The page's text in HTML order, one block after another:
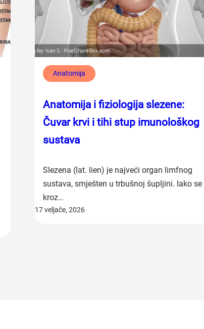
Anatomija
Anatomija i fiziologija slezene:
Čuvar krvi i tihi stup imunološkog
sustava
Slezena (lat. lien) je najveći organ limfnog
sustava, smješten u trbušnoj šupljini. Iako se
kroz…
17 veljače, 2026